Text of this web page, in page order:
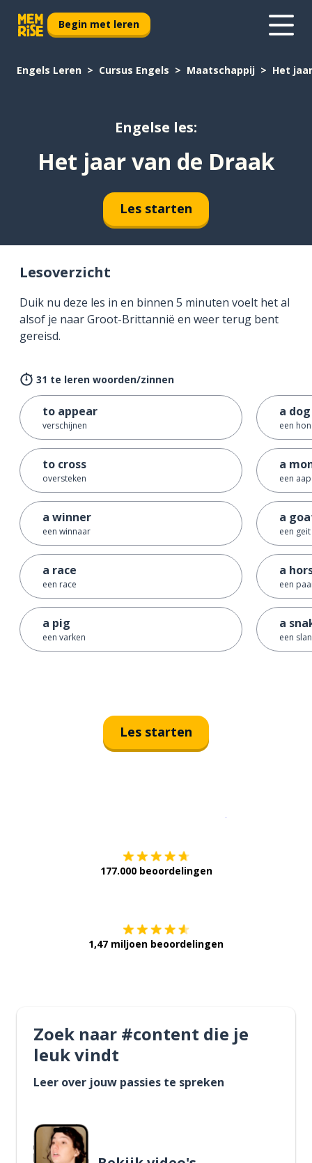
Begin met leren
Engels Leren Cursus Engels Maatschappij Het
Engelse les:
Het jaar van de Draak
Les starten
Lesoverzicht
Duik nu deze les in en binnen 5 minuten voelt het al
alsof je naar Groot-Brittannië en weer terug bent
gereisd.
31 te leren woorden/zinnen
to appear
verschijnen
to cross
oversteken
a winner
een winnaar
a race
een race
a pig
een varken
a dog
een
a
een aap
a
een geit
a
een
a
een
Les starten
177.000 beoordelingen
1,47 miljoen beoordelingen
Zoek naar #content die je
leuk vindt
Leer over jouw passies te spreken